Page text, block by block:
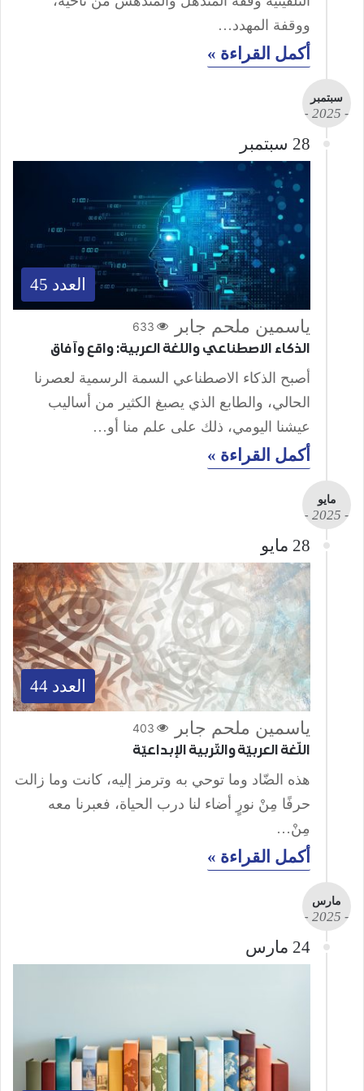
ووقفة المهدد…
أكمل القراءة »
سبتمبر
- 2025 -
28 سبتمبر
العدد 45
ياسمين ملحم جابر 633
الذكاء الاصطناعي واللغة العربية: واقع وآفاق
أصبح الذكاء الاصطناعي السمة الرسمية لعصرنا
الحالي، والطابع الذي يصبغ الكثير من أساليب
عيشنا اليومي، ذلك على علم منا أو…
أكمل القراءة »
مايو
- 2025 -
28 مايو
العدد 44
ياسمين ملحم جابر 403
اللّغة العربيّة والتّربية الإبداعيّة
هذه الضّاد وما توحي به وترمز إليه، كانت وما زالت
حرفًا مِنْ نورٍ أضاء لنا درب الحياة، فعبرنا معه
مِنْ…
أكمل القراءة »
مارس
- 2025 -
24 مارس